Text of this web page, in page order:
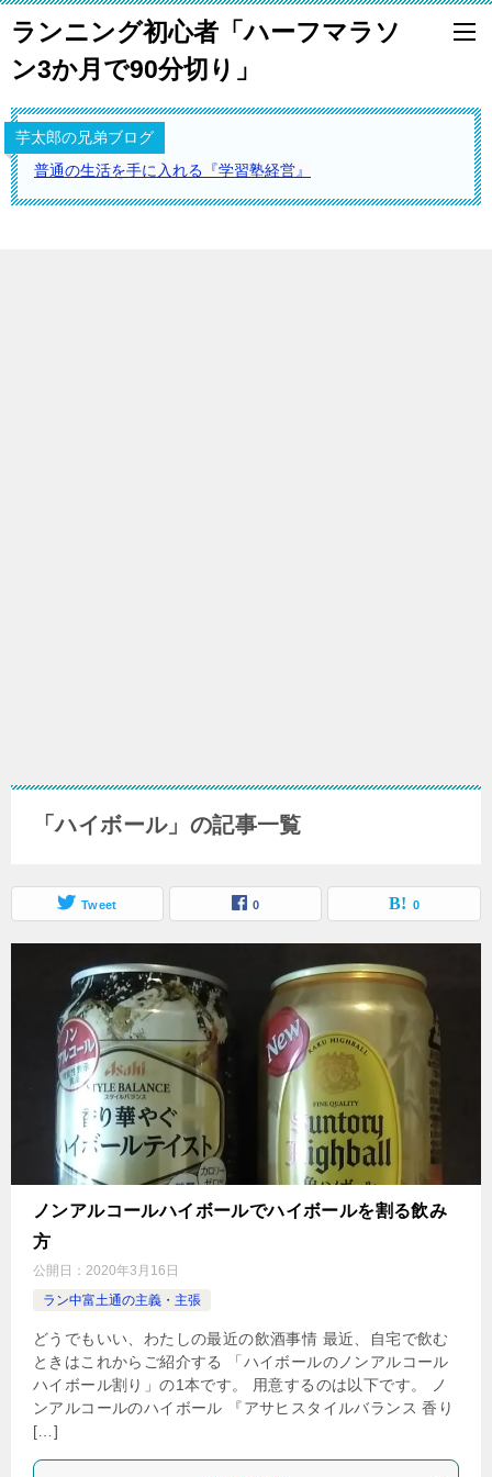
ランニング初心者「ハーフマラソ
ン3か月で90分切り」
芋太郎の兄弟ブログ
普通の生活を手に入れる『学習塾経営』
「ハイボール」の記事一覧
Tweet 0 0
ノンアルコールハイボールでハイボールを割る飲み
方
公開日： 2020年3月16日
ラン中富土通の主義・主張
どうでもいい、わたしの最近の飲酒事情 最近、自宅で飲む
ときはこれからご紹介する 「ハイボールのノンアルコール
ハイボール割り」の1本です。 用意するのは以下です。 ノ
ンアルコールのハイボール 『アサヒスタイルバランス 香り
[…]